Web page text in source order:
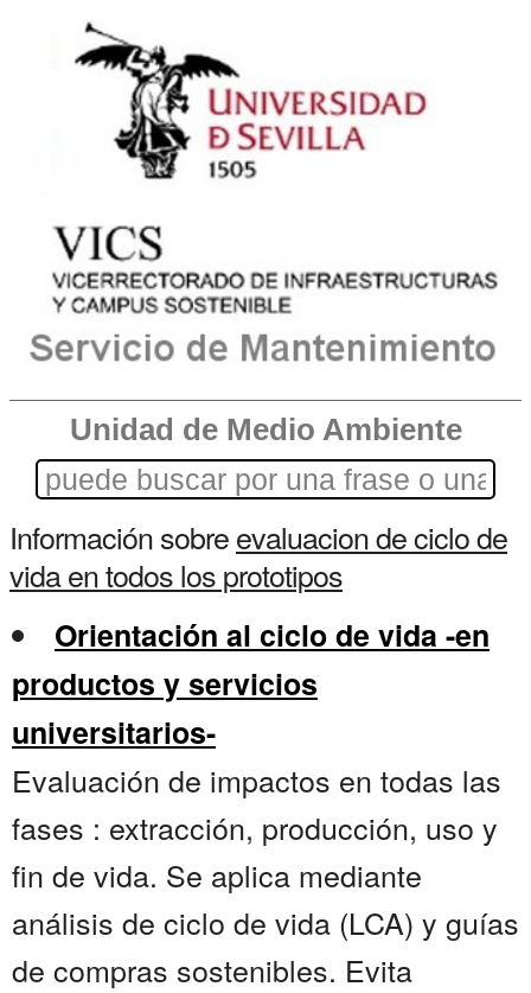
Unidad de Medio Ambiente
Información sobreevaluacion de ciclo de
vida en todos los prototipos
Orientación al ciclo de vida -en
productos y servicios
universitarios-
Evaluación de impactos en todas las
fases : extracción, producción, uso y
fin de vida. Se aplica mediante
análisis de ciclo de vida (LCA) y guías
de compras sostenibles. Evita